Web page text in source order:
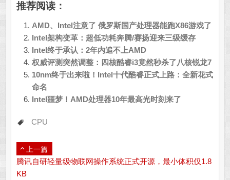
推荐阅读：
AMD、Intel注意了 俄罗斯国产处理器能跑X86游戏了
Intel架构变革：超低功耗奔腾/赛扬迎来三级缓存
Intel终于承认：2年内追不上AMD
权威评测突然调整：四核酷睿i3竟然秒杀了八核锐龙7
10nm终于出来啦！Intel十代酷睿正式上路：全新花式
命名
Intel噩梦！AMD处理器10年最高光时刻来了
CPU
上一篇
腾讯自研轻量级物联网操作系统正式开源，最小体积仅1.8
KB